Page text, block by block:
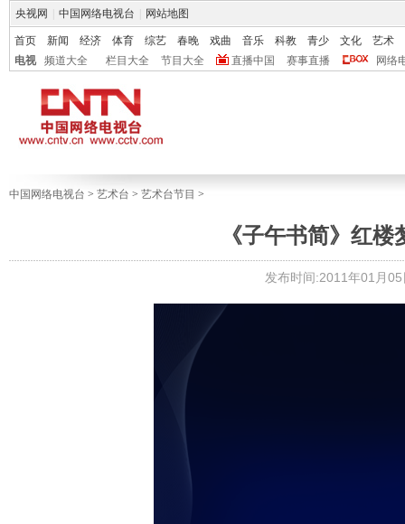
央视网 中国网络电视台 网站地图
首页 新闻 经济 体育 综艺 春晚 戏曲 音乐 科教 青少 文化
艺术
电视
频道大全 栏目大全 节目大全 直播中国 赛事直播 网络
中国网络电视台 > 艺术台 > 艺术台节目 >
《子午书简》红
发布时间:2011年01月